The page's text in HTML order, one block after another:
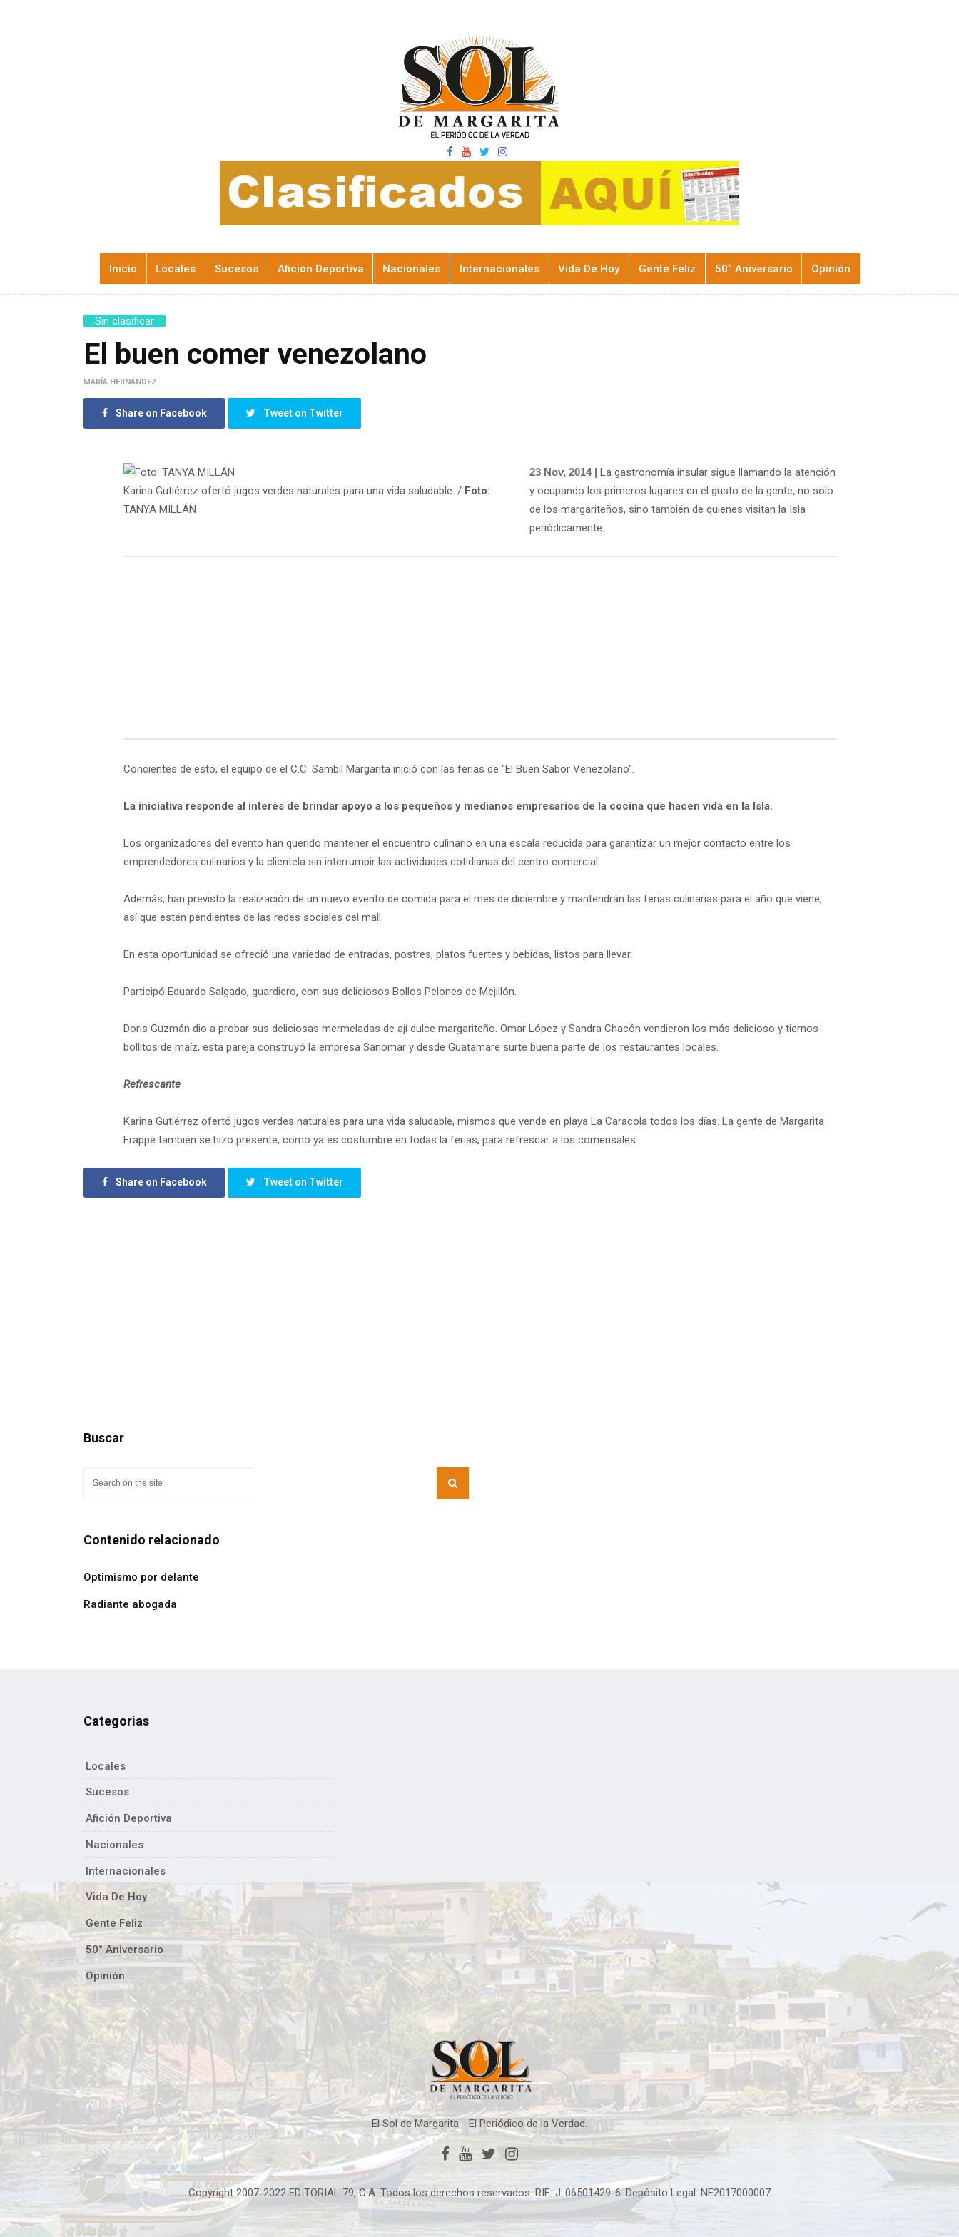
Inicio Locales Sucesos Afición Deportiva Nacionales Internacionales Vida De Hoy Gente Feliz 50° Aniversario Opinión
Sin clasificar
El buen comer venezolano
MARÍA HERNÁNDEZ
Share on Facebook Tweet on Twitter
Karina Gutiérrez ofertó jugos verdes naturales para una vida saludable. / Foto:
TANYA MILLÁN
23 Nov, 2014 | La gastronomía insular sigue llamando la atención
y ocupando los primeros lugares en el gusto de la gente, no solo
de los margariteños, sino también de quienes visitan la Isla
periódicamente.
Concientes de esto, el equipo de el C.C. Sambil Margarita inició con las ferias de "El Buen Sabor Venezolano".
La iniciativa responde al interés de brindar apoyo a los pequeños y medianos empresarios de la cocina que hacen vida en la Isla.
Los organizadores del evento han querido mantener el encuentro culinario en una escala reducida para garantizar un mejor contacto entre los
emprendedores culinarios y la clientela sin interrumpir las actividades cotidianas del centro comercial.
Además, han previsto la realización de un nuevo evento de comida para el mes de diciembre y mantendrán las ferias culinarias para el año que viene,
así que estén pendientes de las redes sociales del mall.
En esta oportunidad se ofreció una variedad de entradas, postres, platos fuertes y bebidas, listos para llevar.
Participó Eduardo Salgado, guardiero, con sus deliciosos Bollos Pelones de Mejillón.
Doris Guzmán dio a probar sus deliciosas mermeladas de ají dulce margariteño. Omar López y Sandra Chacón vendieron los más delicioso y tiernos
bollitos de maíz, esta pareja construyó la empresa Sanomar y desde Guatamare surte buena parte de los restaurantes locales.
Refrescante
Karina Gutiérrez ofertó jugos verdes naturales para una vida saludable, mismos que vende en playa La Caracola todos los días. La gente de Margarita
Frappé también se hizo presente, como ya es costumbre en todas la ferias, para refrescar a los comensales.
Share on Facebook Tweet on Twitter
Buscar
Contenido relacionado
Optimismo por delante
Radiante abogada
Categorias
Locales
Sucesos
Afición Deportiva
Nacionales
Internacionales
Vida De Hoy
Gente Feliz
50° Aniversario
Opinión
El Sol de Margarita - El Periódico de la Verdad.
Copyright 2007-2022 EDITORIAL 79, C.A. Todos los derechos reservados. RIF: J-06501429-6. Depósito Legal: NE2017000007